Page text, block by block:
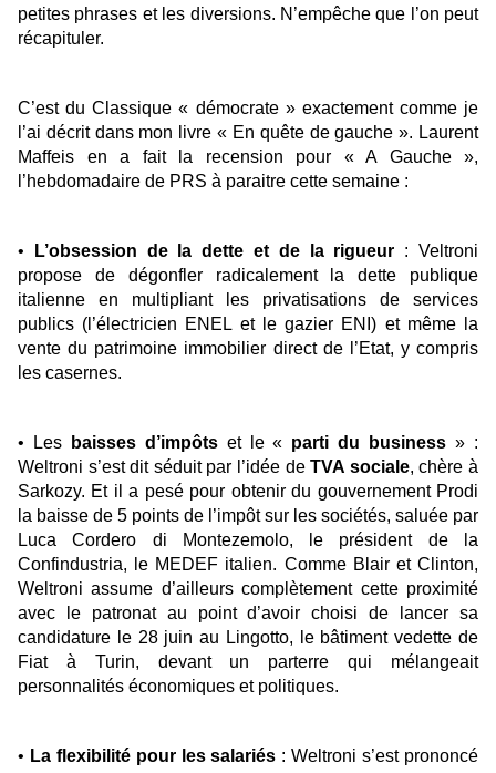
petites phrases et les diversions. N’empêche que l’on peut
récapituler.
C’est du Classique « démocrate » exactement comme je
l’ai décrit dans mon livre « En quête de gauche ». Laurent
Maffeis en a fait la recension pour « A Gauche »,
l’hebdomadaire de PRS à paraitre cette semaine :
• L’obsession de la dette et de la rigueur : Veltroni
propose de dégonfler radicalement la dette publique
italienne en multipliant les privatisations de services
publics (l’électricien ENEL et le gazier ENI) et même la
vente du patrimoine immobilier direct de l’Etat, y compris
les casernes.
• Les baisses d’impôtset le « parti du business » :
Weltroni s’est dit séduit par l’idée deTVA sociale, chère à
Sarkozy. Et il a pesé pour obtenir du gouvernement Prodi
la baisse de 5 points de l’impôt sur les sociétés, saluée par
Luca Cordero di Montezemolo, le président de la
Confindustria, le MEDEF italien. Comme Blair et Clinton,
Weltroni assume d’ailleurs complètement cette proximité
avec le patronat au point d’avoir choisi de lancer sa
candidature le 28 juin au Lingotto, le bâtiment vedette de
Fiat à Turin, devant un parterre qui mélangeait
personnalités économiques et politiques.
• La flexibilité pour les salariés : Weltroni s’est prononcé